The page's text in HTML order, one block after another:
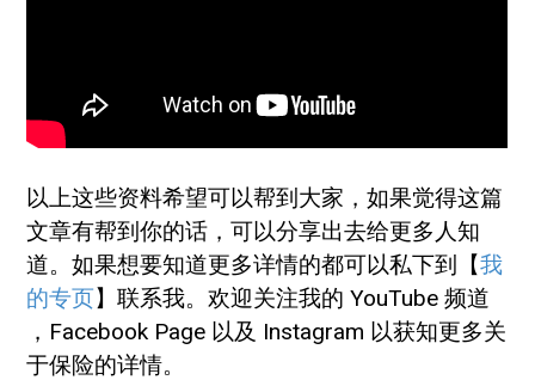
以上这些资料希望可以帮到大家，如果觉得这篇
文章有帮到你的话，可以分享出去给更多人知
道。如果想要知道更多详情的都可以私下到【我
的专页】联系我。欢迎关注我的 YouTube 频道
，Facebook Page 以及 Instagram 以获知更多关
于保险的详情。